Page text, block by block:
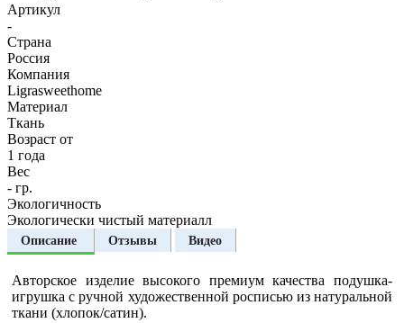
Артикул
-
Страна
Россия
Компания
Ligrasweethome
Материал
Ткань
Возраст от
1 года
Вес
- гр.
Экологичность
Экологически чистый материалл
Описание Отзывы Видео
Авторское изделие высокого премиум качества подушка-
игрушка с ручной художественной росписью из натуральной
ткани (хлопок/сатин).